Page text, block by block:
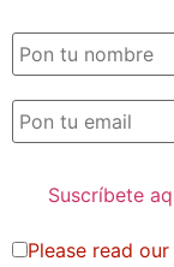
Please read our